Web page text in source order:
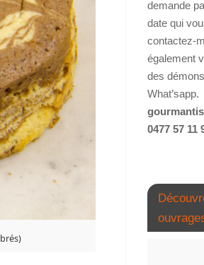
demande
date qui
contactez-
également
des
What’sapp.
0477 57 11